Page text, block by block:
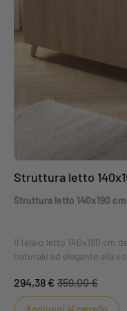
Struttura letto
Struttura letto 140x190
Il telaio letto 140x190 cm
naturale ed elegante alla
tutti gli interni. I suoi piedi
stile scandinavo, per un
294,38 € 359,00 €